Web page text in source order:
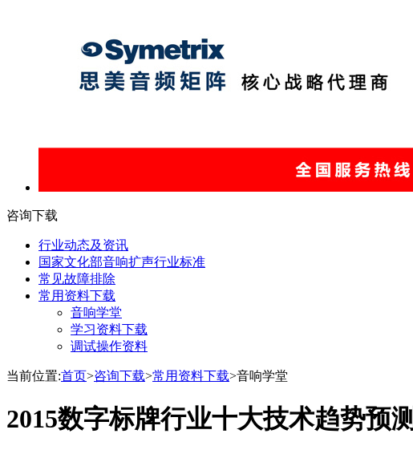
咨询下载
行业动态及资讯
国家文化部音响扩声行业标准
常见故障排除
常用资料下载
音响学堂
学习资料下载
调试操作资料
当前位置:首页>咨询下载>常用资料下载>音响学堂
2015数字标牌行业十大技术趋势预测